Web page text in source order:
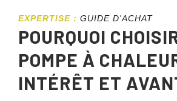
EXPERTISE : GUIDE D'ACHAT
POURQUOI
POMPE À
INTÉRÊT ET